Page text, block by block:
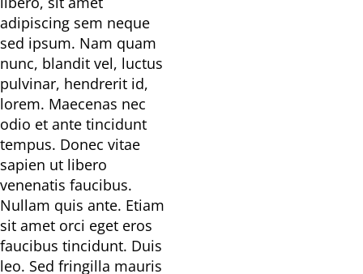
adipiscing sem neque
sed ipsum. Nam quam
nunc, blandit vel, luctus
pulvinar, hendrerit id,
lorem. Maecenas nec
odio et ante tincidunt
tempus. Donec vitae
sapien ut libero
venenatis faucibus.
Nullam quis ante. Etiam
sit amet orci eget eros
faucibus tincidunt. Duis
leo. Sed fringilla mauris